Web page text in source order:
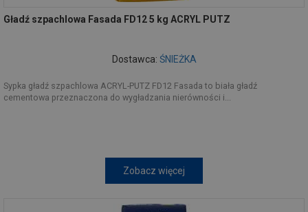
Gładź szpachlowa Fasada FD12 5 kg ACRYL PUTZ
Dostawca: ŚNIEŻKA
Sypka gładź szpachlowa ACRYL-PUTZ FD12 Fasada to biała gładź
cementowa przeznaczona do wygładzania nierówności i...
Zobacz więcej